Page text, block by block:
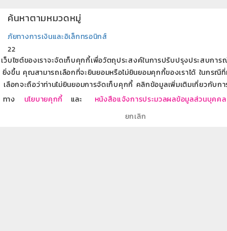
เว็บไซต์ของเราจะจัดเก็บคุกกี้เพื่อวัตถุประสงค์ในการปรับปรุงประสบการ
ยิ่งขึ้น คุณสามารถเลือกที่จะยินยอมหรือไม่ยินยอมคุกกี้ของเราได้ ในกรณีที่
เลือกจะถือว่าท่านไม่ยินยอมการจัดเก็บคุกกี้ คลิกข้อมูลเพิ่มเติมเกี่ยวกับก
ทาง
นโยบายคุกกี้ และ
หนังสือแจ้งการประมวลผลข้อมูลส่วนบุคคล
ยกเลิก
ค้นหาตามหมวดหมู่
ภัยทางการเงินและอิเล็กทรอนิกส์
22
การออม
21
การวางแผนทางการเงิน
การลงทุน